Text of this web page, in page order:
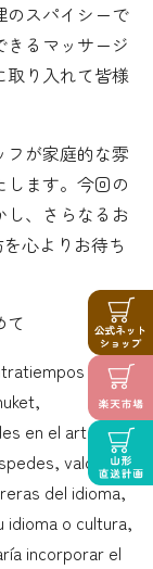
のスパイシーで
るマッサージ
取り入れて皆様
フが家庭的な雰
ます。今回の
、さらなるお
心よりお待ち
て
un
en el arte de la
valoramos
del idioma,
o cultura,
incorporar el